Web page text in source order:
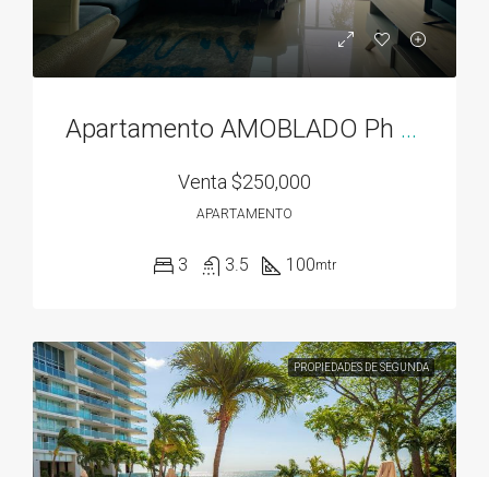
Apartamento AMOBLADO Ph Residencias del Sol acceso directo al Parque Omar
Venta $250,000
APARTAMENTO
3 3.5 100mtr
PROPIEDADES DE SEGUNDA